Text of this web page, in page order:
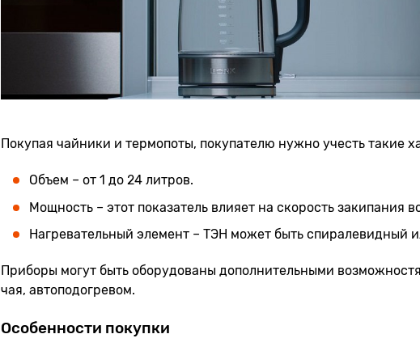
Покупая чайники и термопоты, покупателю нужно учесть такие
Объем – от 1 до 24 литров.
Мощность – этот показатель влияет на скорость закипания
Нагревательный элемент – ТЭН может быть спиралевидный
Приборы могут быть оборудованы дополнительными
чая, автоподогревом.
Особенности покупки